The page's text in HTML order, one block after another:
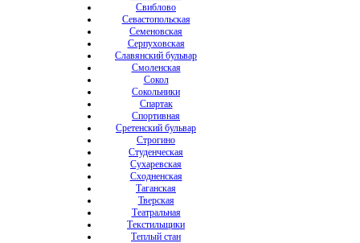
Свиблово
Севастопольская
Семеновская
Серпуховская
Славянский бульвар
Смоленская
Сокол
Сокольники
Спартак
Спортивная
Сретенский бульвар
Строгино
Студенческая
Сухаревская
Сходненская
Таганская
Тверская
Театральная
Текстильщики
Теплый стан